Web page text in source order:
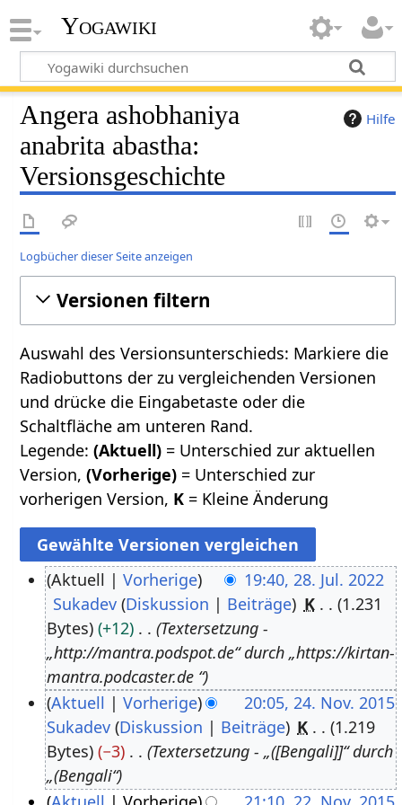
Yogawiki
Hilfe
Angera ashobhaniya
anabrita abastha:
Versionsgeschichte
Logbücher dieser Seite anzeigen
Versionen filtern
Auswahl des Versionsunterschieds: Markiere die
Radiobuttons der zu vergleichenden Versionen
und drücke die Eingabetaste oder die
Schaltfläche am unteren Rand.
Legende:(Aktuell) = Unterschied zur aktuellen
Version,(Vorherige) = Unterschied zur
vorherigen Version, K = Kleine Änderung
u
Aktuell Vorherige
19:40, 28. Jul. 2022
Sukadev Diskussion Beiträge K
1.231
Bytes
+12
Textersetzung -
„http://mantra.podspot.de“ durch „https://kirtan-
mantra.podcaster.de “
Aktuell Vorherige
20:05, 24. Nov. 2015
Sukadev Diskussion Beiträge K
1.219
Bytes
−3
Textersetzung - „([Bengali]]“ durch
„(Bengali“